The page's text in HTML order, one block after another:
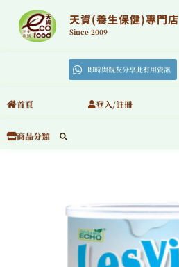
天資(養生保健)專門店
Since 2009
即時與親友分享此有用資訊
首頁 登入/註冊
商品分類